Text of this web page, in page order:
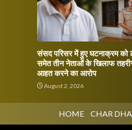
संसद परिसर में हुए घटनाक्रम को
समेत तीन नेताओं के खिलाफ तहरीर,
आहत करने का आरोप
August 2, 2026
HOME CHAR